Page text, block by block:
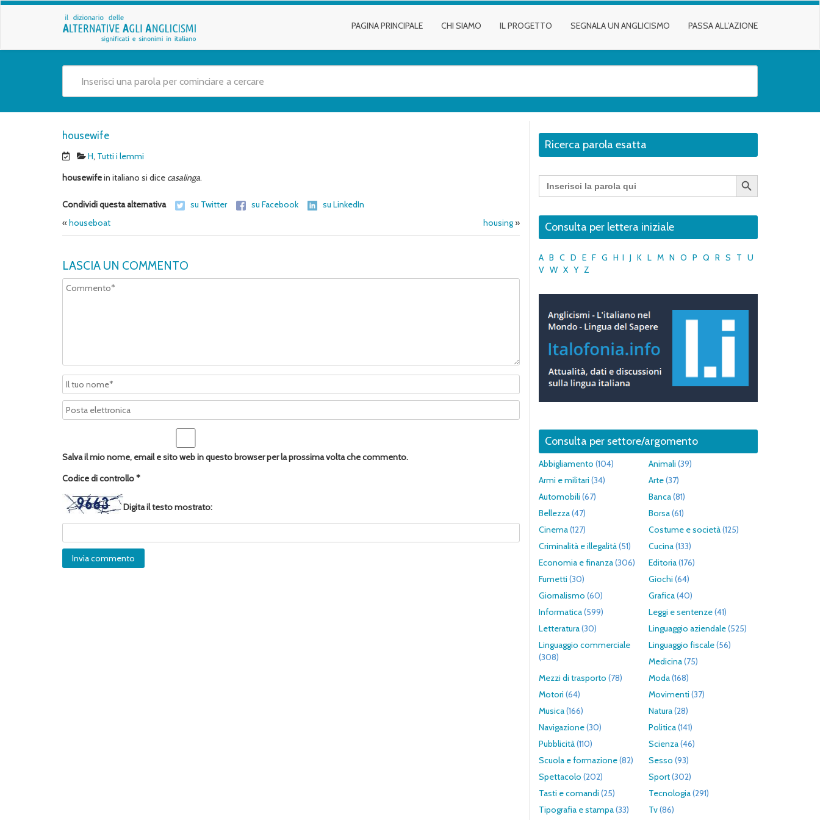
PAGINA PRINCIPALE CHI SIAMO IL PROGETTO SEGNALA UN ANGLICISMO PASSA ALL’AZIONE
housewife
H, Tutti i lemmi
housewifein italiano si dice casalinga.
Condividi questa alternativa su Twitter su Facebook
su LinkedIn
«houseboat housing»
LASCIA UN COMMENTO
Salva il mio nome, email e sito web in questo browser per la prossima volta che commento.
Codice di controllo*
Digita il testo mostrato:
Ricerca parola esatta
Search
for:
Search Button
Consulta per lettera iniziale
A B C D E F G H I J K L M N O P Q R S T U
V W X Y Z
Consulta per settore/argomento
Abbigliamento (104) Animali (39)
Armi e militari (34) Arte(37)
Automobili (67) Banca(81)
Bellezza(47) Borsa(61)
Cinema(127) Costume e società(125)
Criminalità e illegalità(51) Cucina(133)
Economia e finanza(306) Editoria(176)
Fumetti (30) Giochi (64)
Giornalismo (60) Grafica(40)
Informatica(599) Leggi e sentenze(41)
Letteratura(30) Linguaggio aziendale(525)
Linguaggio commerciale
(308)
Linguaggio fiscale(56)
Medicina(75)
Mezzi di trasporto (78) Moda(168)
Motori (64) Movimenti (37)
Musica(166) Natura(28)
Navigazione(30) Politica(141)
Pubblicità(110) Scienza(46)
Scuola e formazione(82) Sesso (93)
Spettacolo (202) Sport(302)
Tasti e comandi (25) Tecnologia(291)
Tipografia e stampa(33) Tv(86)